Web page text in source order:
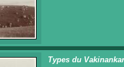
Types du